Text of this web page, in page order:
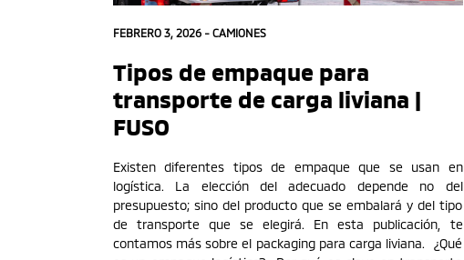
FEBRERO 3, 2026 - CAMIONES
Tipos de empaque para
transporte de carga liviana |
FUSO
Existen diferentes tipos de empaque que se usan en
logística. La elección del adecuado depende no del
presupuesto; sino del producto que se embalará y del tipo
de transporte que se elegirá. En esta publicación, te
contamos más sobre el packaging para carga liviana. ¿Qué